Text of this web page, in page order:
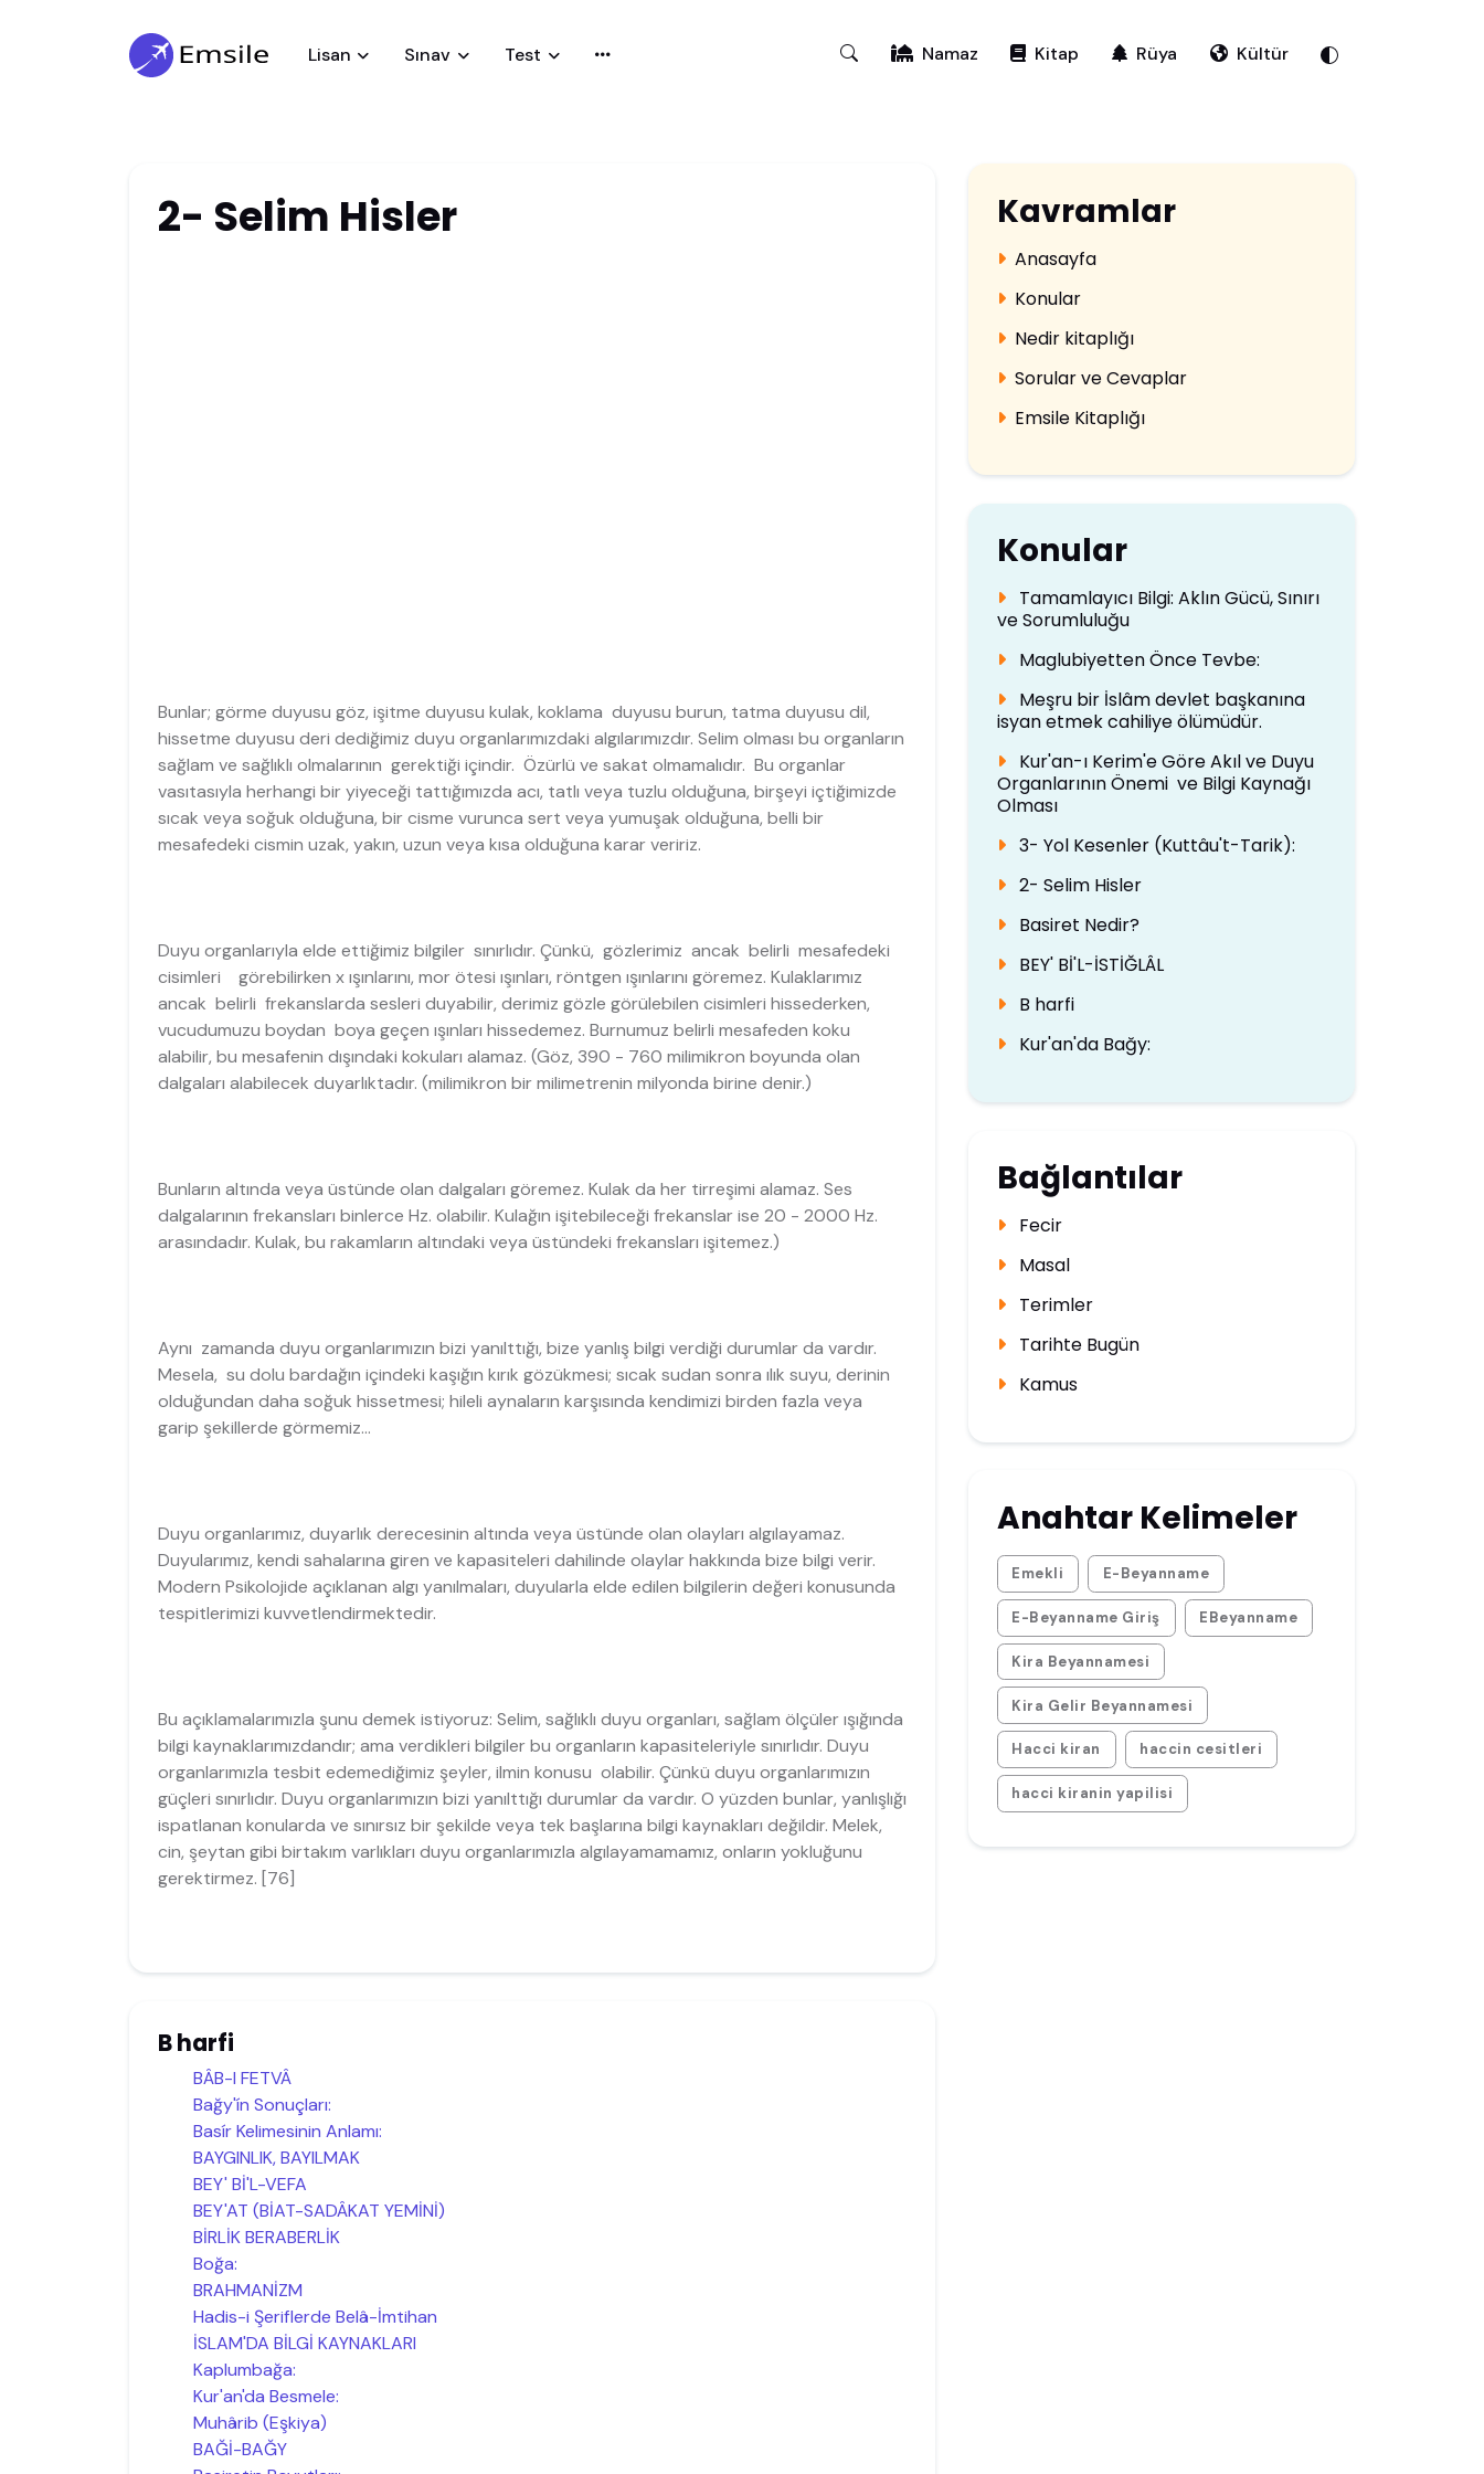
Lisan Sınav Test Namaz Kitap Rüya Kültür
2- Selim Hisler
Bunlar; görme duyusu göz, işitme duyusu kulak, koklama duyusu burun, tatma duyusu dil,
hissetme duyusu deri dediğimiz duyu organlarımızdaki algılarımızdır. Selim olması bu organların
sağlam ve sağlıklı olmalarının gerektiği içindir. Özürlü ve sakat olmamalıdır. Bu organlar
vasıtasıyla herhangi bir yiyeceği tattığımızda acı, tatlı veya tuzlu olduğuna, birşeyi içtiğimizde
sıcak veya soğuk olduğuna, bir cisme vurunca sert veya yumuşak olduğuna, belli bir
mesafedeki cismin uzak, yakın, uzun veya kısa olduğuna karar veririz.
Duyu organlarıyla elde ettiğimiz bilgiler sınırlıdır. Çünkü, gözlerimiz ancak belirli mesafedeki
cisimleri görebilirken x ışınlarını, mor ötesi ışınları, röntgen ışınlarını göremez. Kulaklarımız
ancak belirli frekanslarda sesleri duyabilir, derimiz gözle görülebilen cisimleri hissederken,
vucudumuzu boydan boya geçen ışınları hissedemez. Burnumuz belirli mesafeden koku
alabilir, bu mesafenin dışındaki kokuları alamaz. (Göz, 390 - 760 milimikron boyunda olan
dalgaları alabilecek duyarlıktadır. (milimikron bir milimetrenin milyonda birine denir.)
Bunların altında veya üstünde olan dalgaları göremez. Kulak da her tirreşimi alamaz. Ses
dalgalarının frekansları binlerce Hz. olabilir. Kulağın işitebileceği frekanslar ise 20 - 2000 Hz.
arasındadır. Kulak, bu rakamların altındaki veya üstündeki frekansları işitemez.)
Aynı zamanda duyu organlarımızın bizi yanılttığı, bize yanlış bilgi verdiği durumlar da vardır.
Mesela, su dolu bardağın içindeki kaşığın kırık gözükmesi; sıcak sudan sonra ılık suyu, derinin
olduğundan daha soğuk hissetmesi; hileli aynaların karşısında kendimizi birden fazla veya
garip şekillerde görmemiz...
Duyu organlarımız, duyarlık derecesinin altında veya üstünde olan olayları algılayamaz.
Duyularımız, kendi sahalarına giren ve kapasiteleri dahilinde olaylar hakkında bize bilgi verir.
Modern Psikolojide açıklanan algı yanılmaları, duyularla elde edilen bilgilerin değeri konusunda
tespitlerimizi kuvvetlendirmektedir.
Bu açıklamalarımızla şunu demek istiyoruz: Selim, sağlıklı duyu organları, sağlam ölçüler ışığında
bilgi kaynaklarımızdandır; ama verdikleri bilgiler bu organların kapasiteleriyle sınırlıdır. Duyu
organlarımızla tesbit edemediğimiz şeyler, ilmin konusu olabilir. Çünkü duyu organlarımızın
güçleri sınırlıdır. Duyu organlarımızın bizi yanılttığı durumlar da vardır. O yüzden bunlar, yanlışlığı
ispatlanan konularda ve sınırsız bir şekilde veya tek başlarına bilgi kaynakları değildir. Melek,
cin, şeytan gibi birtakım varlıkları duyu organlarımızla algılayamamamız, onların yokluğunu
gerektirmez. [76]
B harfi
BÂB-I FETVÂ
Bağy'ín Sonuçları:
Basír Kelimesinin Anlamı:
BAYGINLIK, BAYILMAK
BEY' Bİ'L-VEFA
BEY'AT (BİAT-SADÂKAT YEMİNİ)
BİRLİK BERABERLİK
Boğa:
BRAHMANİZM
Hadis-i Şeriflerde Belâ-İmtihan
İSLAM'DA BİLGİ KAYNAKLARI
Kaplumbağa:
Kur'an'da Besmele:
Muhârib (Eşkiya)
BAĞİ-BAĞY
Kavramlar
Anasayfa
Konular
Nedir kitaplığı
Sorular ve Cevaplar
Emsile Kitaplığı
Konular
Tamamlayıcı Bilgi: Aklın Gücü, Sınırı
ve Sorumluluğu
Maglubiyetten Önce Tevbe:
Meşru bir İslâm devlet başkanına
isyan etmek cahiliye ölümüdür.
Kur'an-ı Kerim'e Göre Akıl ve Duyu
Organlarının Önemi ve Bilgi Kaynağı
Olması
3- Yol Kesenler (Kuttâu't-Tarik):
2- Selim Hisler
Basiret Nedir?
BEY' Bİ'L-İSTİĞLÂL
B harfi
Kur'an'da Bağy:
Bağlantılar
Fecir
Masal
Terimler
Tarihte Bugün
Kamus
Anahtar Kelimeler
Emekli E-Beyanname
E-Beyanname Giriş EBeyanname
Kira Beyannamesi
Kira Gelir Beyannamesi
Hacci kiran haccin cesitleri
hacci kiranin yapilisi